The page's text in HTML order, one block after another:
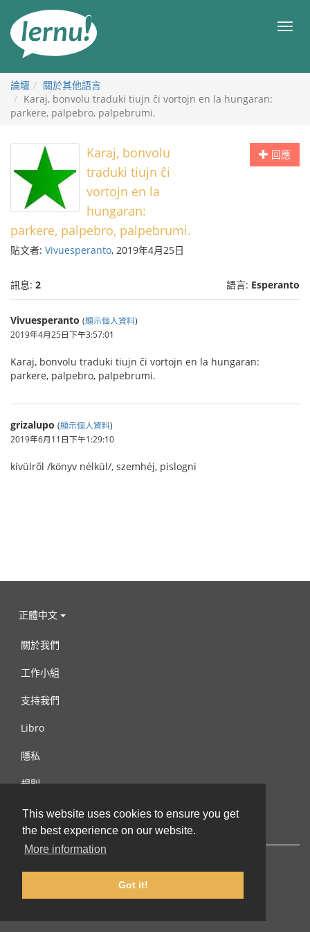
This website uses cookies to ensure you get
the best experience on our website.
More information
Got it!
目
論壇
關於其他語言
Karaj, bonvolu traduki tiujn ĉi vortojn en la hungaran:
parkere, palpebro, palpebrumi.
回應
Karaj, bonvolu
traduki tiujn ĉi
vortojn en la
hungaran:
parkere, palpebro, palpebrumi.
貼文者: Vivuesperanto, 2019年4月25日
訊息: 2 語言: Esperanto
Vivuesperanto (顯示個人資料)
2019年4月25日下午3:57:01
Karaj, bonvolu traduki tiujn ĉi vortojn en la hungaran:
parkere, palpebro, palpebrumi.
grizalupo (顯示個人資料)
2019年6月11日下午1:29:10
kívülről /könyv nélkül/, szemhéj, pislogni
正體中文
關於我們
工作小組
支持我們
Libro
隱私
規則
連絡我們
© 2002-2026 lernu.net |Impressum